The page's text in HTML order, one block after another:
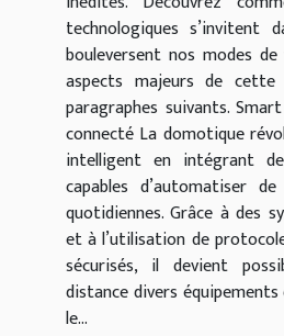
technologiques s’invitent
bouleversent nos modes
aspects majeurs de
paragraphes suivants.
connecté La domotique
intelligent en intégrant
capables d’automatiser
quotidiennes. Grâce à des
et à l’utilisation de
sécurisés, il devient
distance divers
le...